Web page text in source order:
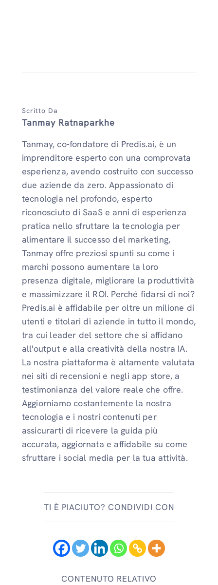
Scritto Da
Tanmay Ratnaparkhe
Tanmay, co-fondatore di Predis.ai, è un
imprenditore esperto con una comprovata
esperienza, avendo costruito con successo
due aziende da zero. Appassionato di
tecnologia nel profondo, esperto
riconosciuto di SaaS e anni di esperienza
pratica nello sfruttare la tecnologia per
alimentare il successo del marketing,
Tanmay offre preziosi spunti su come i
marchi possono aumentare la loro
presenza digitale, migliorare la produttività
e massimizzare il ROI. Perché fidarsi di noi?
Predis.ai è affidabile per oltre un milione di
utenti e titolari di aziende in tutto il mondo,
tra cui leader del settore che si affidano
all'output e alla creatività della nostra IA.
La nostra piattaforma è altamente valutata
nei siti di recensioni e negli app store, a
testimonianza del valore reale che offre.
Aggiorniamo costantemente la nostra
tecnologia e i nostri contenuti per
assicurarti di ricevere la guida più
accurata, aggiornata e affidabile su come
sfruttare i social media per la tua attività.
TI È PIACIUTO? CONDIVIDI CON
CONTENUTO RELATIVO